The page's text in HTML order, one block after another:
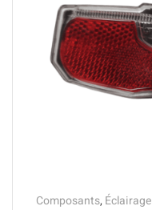
Composants, Éclairage